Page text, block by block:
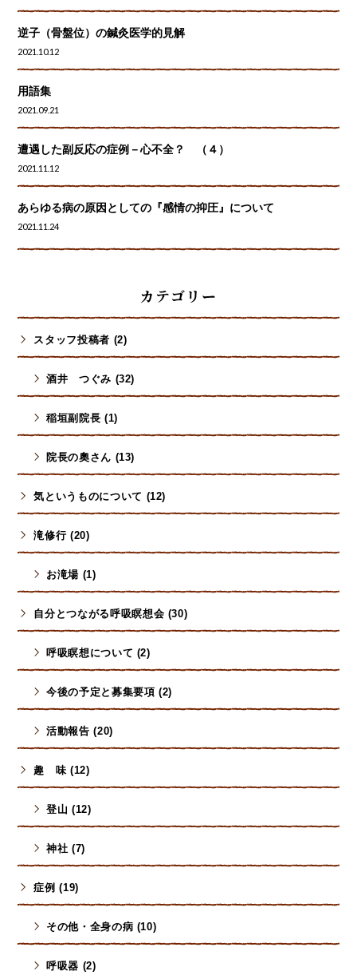
逆子（骨盤位）の鍼灸医学的見解
2021.10.12
用語集
2021.09.21
遭遇した副反応の症例－心不全？ （４）
2021.11.12
あらゆる病の原因としての『感情の抑圧』について
2021.11.24
カテゴリー
スタッフ投稿者 (2)
酒井 つぐみ (32)
稲垣副院長 (1)
院長の奧さん (13)
気というものについて (12)
滝修行 (20)
お滝場 (1)
自分とつながる呼吸瞑想会 (30)
呼吸瞑想について (2)
今後の予定と募集要項 (2)
活動報告 (20)
趣 味 (12)
登山 (12)
神社 (7)
症例 (19)
その他・全身の病 (10)
呼吸器 (2)